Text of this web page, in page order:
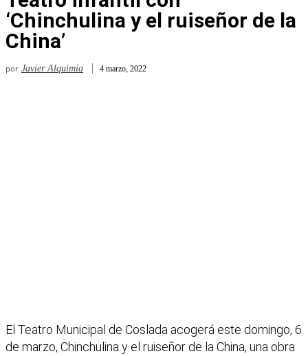
‘Chinchulina y el ruiseñor de la
China’
por Javier Alquimia 4 marzo, 2022
El Teatro Municipal de Coslada acogerá este domingo, 6
de marzo, Chinchulina y el ruiseñor de la China, una obra